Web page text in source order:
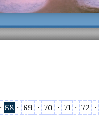
· 68 · 69 · 70 · 71 · 72 ·